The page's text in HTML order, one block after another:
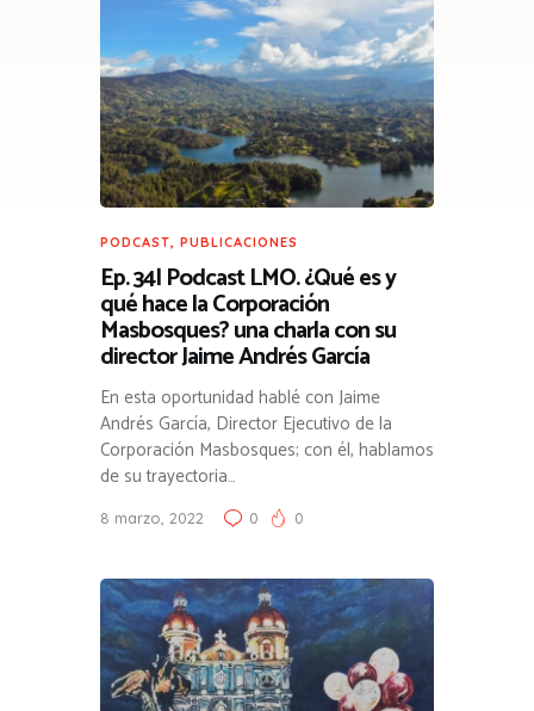
PODCAST, PUBLICACIONES
Ep. 34| Podcast LMO. ¿Qué es y
qué hace la Corporación
Masbosques? una charla con su
director Jaime Andrés García
En esta oportunidad hablé con Jaime
Andrés García, Director Ejecutivo de la
Corporación Masbosques; con él, hablamos
de su trayectoria…
8 marzo, 2022 0 0